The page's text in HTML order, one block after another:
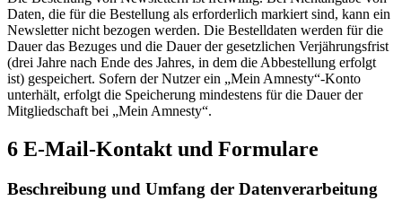
Daten, die für die Bestellung als erforderlich markiert sind, kann ein
Newsletter nicht bezogen werden. Die Bestelldaten werden für die
Dauer das Bezuges und die Dauer der gesetzlichen Verjährungsfrist
(drei Jahre nach Ende des Jahres, in dem die Abbestellung erfolgt
ist) gespeichert. Sofern der Nutzer ein „Mein Amnesty“-Konto
unterhält, erfolgt die Speicherung mindestens für die Dauer der
Mitgliedschaft bei „Mein Amnesty“.
6 E-Mail-Kontakt und Formulare
Beschreibung und Umfang der Datenverarbeitung